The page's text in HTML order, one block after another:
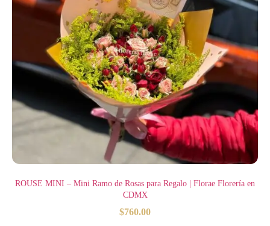
ROUSE MINI – Mini Ramo de Rosas para Regalo | Florae Florería en
CDMX
$760.00